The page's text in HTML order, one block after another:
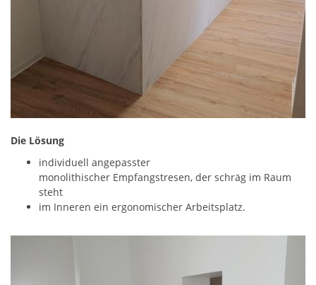
Die Lösung
individuell angepasster
monolithischer Empfangstresen, der schräg im Raum
steht
im Inneren ein ergonomischer Arbeitsplatz.